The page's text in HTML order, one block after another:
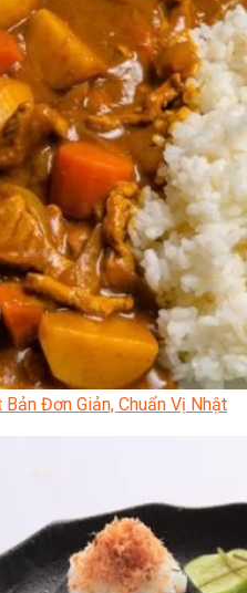
Đơn Giản, Chuẩn Vị Nhật